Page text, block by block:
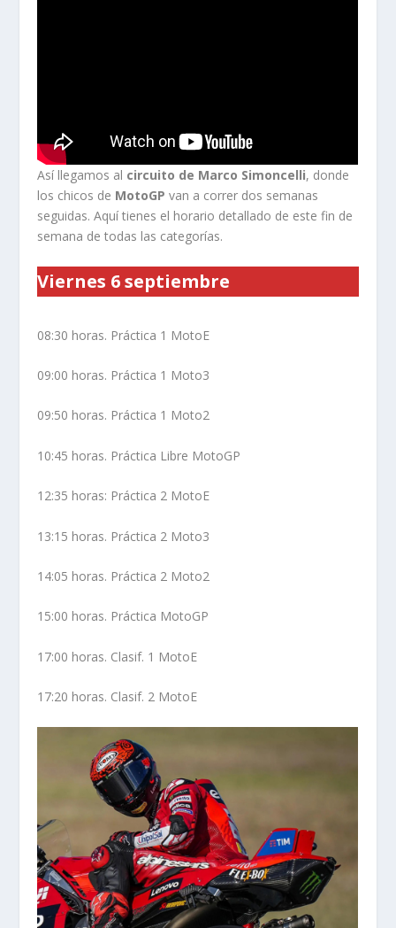
Así llegamos al circuito de Marco Simoncelli, donde
los chicos de MotoGP van a correr dos semanas
seguidas. Aquí tienes el horario detallado de este fin de
semana de todas las categorías.
Viernes 6 septiembre
08:30 horas. Práctica 1 MotoE
09:00 horas. Práctica 1 Moto3
09:50 horas. Práctica 1 Moto2
10:45 horas. Práctica Libre MotoGP
12:35 horas: Práctica 2 MotoE
13:15 horas. Práctica 2 Moto3
14:05 horas. Práctica 2 Moto2
15:00 horas. Práctica MotoGP
17:00 horas. Clasif. 1 MotoE
17:20 horas. Clasif. 2 MotoE